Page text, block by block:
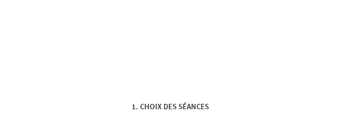
CHOIX DES SÉANCES